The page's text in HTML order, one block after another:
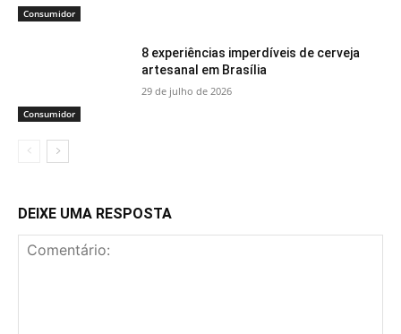
Consumidor
Consumidor
8 experiências imperdíveis de cerveja
artesanal em Brasília
29 de julho de 2026
DEIXE UMA RESPOSTA